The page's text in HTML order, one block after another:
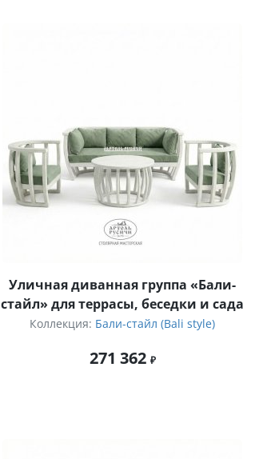
Уличная диванная группа «Бали-
стайл» для террасы, беседки и сада
Коллекция: Бали-стайл (Bali style)
271 362